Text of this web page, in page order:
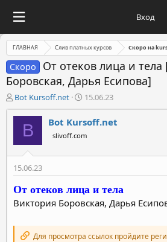
Вход
ГЛАВНАЯ Слив платных курсов Скоро на
Скоро
От отеков лица и
Боровская, Дарья Есипова]
А
в
т
м
ы
Bot Kursoff.net
Д
а
т
а
н
а
а
15.06.23
B Bot Kursoff.net
slivoff.com
15.06.23
От отеков лица и тела
Виктория Боровская, Дарья
Для просмотра ссылок пройдите